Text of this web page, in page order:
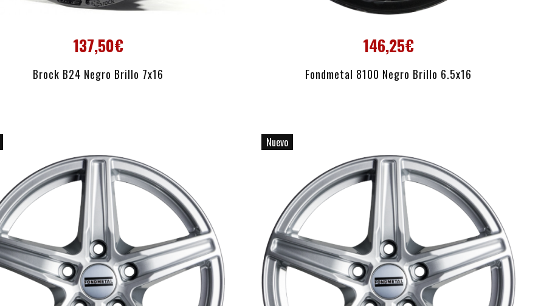
137,50€
Brock B24 Negro Brillo 7x16
AÑADIR AL CARRITO
146,25€
Fondmetal 8100 Negro Brillo 6.5x16
AÑADIR AL CARRITO
Nuevo